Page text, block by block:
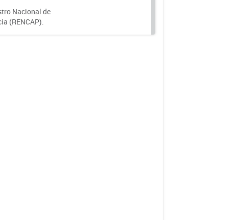
Nacional de
(RENCAP).